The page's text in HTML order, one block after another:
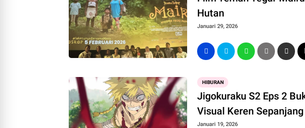
Hutan
Januari 29, 2026
HIBURAN
Jigokuraku S2 Eps 2
Visual Keren
Januari 19, 2026